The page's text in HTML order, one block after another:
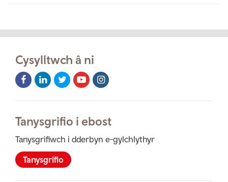
Cysylltwch â ni
Facebook
Icon
LinkedIn
Icon
Twitter
Icon
Youtube
Icon
Instagram
Icon
Tanysgrifio i ebost
Tanysgrifiwch i dderbyn e-gylchlythyr
Tanysgrifio